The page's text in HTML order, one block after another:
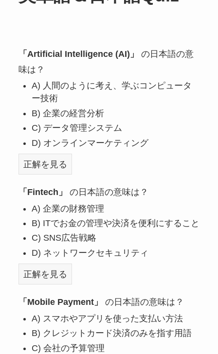
「Artificial Intelligence (AI)」
の日本語の意
味は？
A) 人間のように考え、学ぶコンピュータ
ー技術
B) 企業の経営分析
C) データ管理システム
D) オンラインマーケティング
正解を見る
「Fintech」
の日本語の意味は？
A) 企業の財務管理
B) ITでお金の管理や決済を便利にすること
C) SNS広告戦略
D) ネットワークセキュリティ
正解を見る
「Mobile Payment」
の日本語の意味は？
A) スマホやアプリを使った支払い方法
B) クレジットカード決済のみを指す用語
C) 会社の予算管理